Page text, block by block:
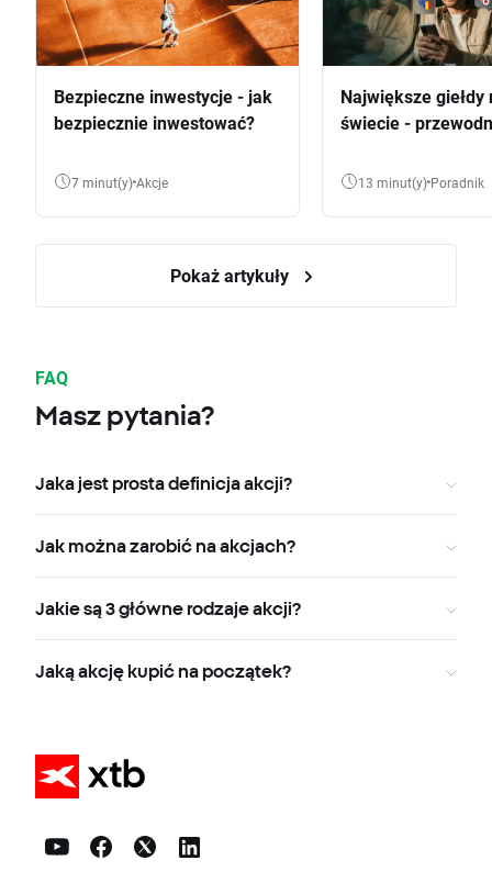
Bezpieczne inwestycje - jak
bezpiecznie inwestować?
7 minut(y) Akcje
Największe giełdy
świecie -
13 minut(y) Poradnik
Pokaż artykuły
FAQ
Masz pytania?
Jaka jest prosta definicja akcji?
Jak można zarobić na akcjach?
Jakie są 3 główne rodzaje akcji?
Jaką akcję kupić na początek?